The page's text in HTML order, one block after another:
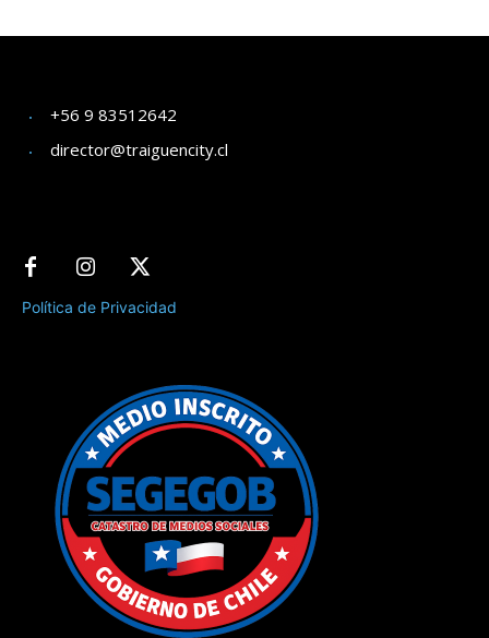
+56 9 83512642
director@traiguencity.cl
Política de Privacidad